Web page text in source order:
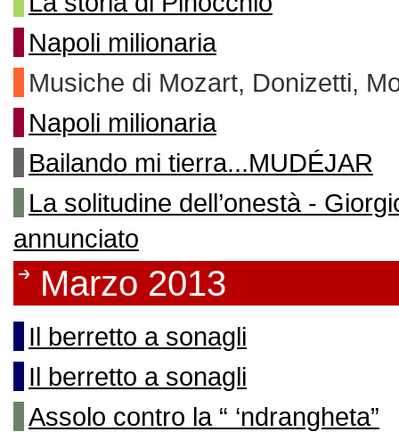
Napoli milionaria
Musiche di Mozart, Donizetti,
Napoli milionaria
Bailando mi tierra...MUDÉJAR
La solitudine dell’onestà -
annunciato
Marzo 2013
Il berretto a sonagli
Il berretto a sonagli
Assolo contro la “ ‘ndrangheta”